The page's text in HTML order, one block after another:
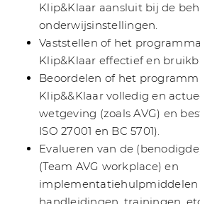
Klip&Klaar aansluit bij de
onderwijsinstellingen.
Vaststellen of het
Klip&Klaar effectief en
Beoordelen of het
Klip&&Klaar volledig en
wetgeving (zoals AVG) en
ISO 27001 en BC 5701).
Evalueren van de
(Team AVG workplace) en
implementatiehulpmiddelen